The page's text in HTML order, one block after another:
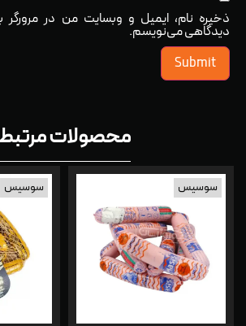
ذخیره نام، ایمیل و وبسایت من در مرورگر
دیدگاهی می‌نویسم.
محصولات
سوسیس سوسیس